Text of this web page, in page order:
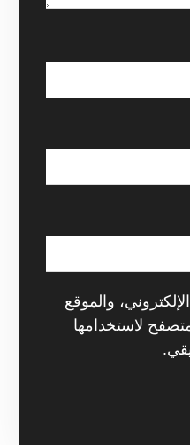
والموقع
لاستخدامها